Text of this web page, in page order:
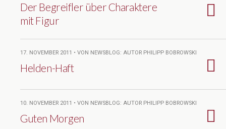
Der Begreifler über Charaktere
mit Figur
17. NOVEMBER 2011 • VON NEWSBLOG: AUTOR PHILIPP BOBROWSKI
Helden-Haft
10. NOVEMBER 2011 • VON NEWSBLOG: AUTOR PHILIPP BOBROWSKI
Guten Morgen